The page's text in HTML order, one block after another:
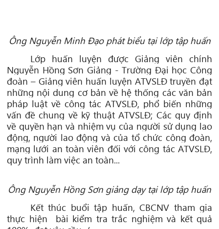
Ông Nguyễn Minh Đạo phát biểu tại lớp tập huấn
Lớp huấn luyện được Giảng viên chính
Nguyễn Hồng Sơn Giảng - Trường Đại học Công
đoàn – Giảng viên huấn luyện ATVSLĐ truyền đạt
những nội dung cơ bản về hệ thống các văn bản
pháp luật về công tác ATVSLĐ, phổ biến những
vấn đề chung về kỹ thuật ATVSLĐ; Các quy định
về quyền hạn và nhiệm vụ của người sử dụng lao
động, người lao động và của tổ chức công đoàn,
mạng lưới an toàn viên đối với công tác ATVSLĐ,
quy trình làm việc an toàn...
Ông Nguyễn Hồng Sơn giảng dạy tại lớp tập huấn
Kết thúc buổi tập huấn, CBCNV tham gia
thực hiện bài kiểm tra trắc nghiệm và kết quả